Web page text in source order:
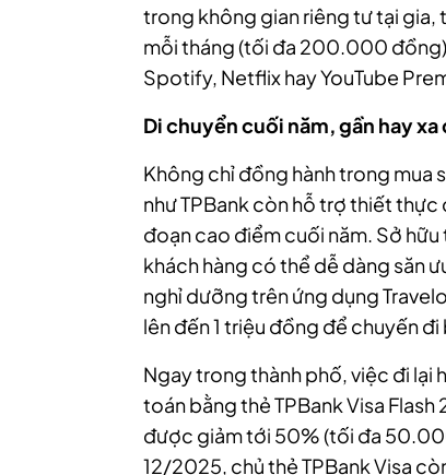
trong không gian riêng tư tại gia,
mỗi tháng (tối đa 200.000
Spotify, Netflix hay YouTube
Di chuyển cuối năm, gần hay xa
Không chỉ đồng hành trong mua
như TPBank còn hỗ trợ thiết
đoạn cao điểm cuối năm. Sở
khách hàng có thể dễ dàng săn
nghỉ dưỡng trên ứng dụng
lên đến 1 triệu đồng để chuyến
Ngay trong thành phố, việc đi lại
toán bằng thẻ TPBank Visa Flash
được giảm tới 50% (tối đa
12/2025, chủ thẻ TPBank Visa